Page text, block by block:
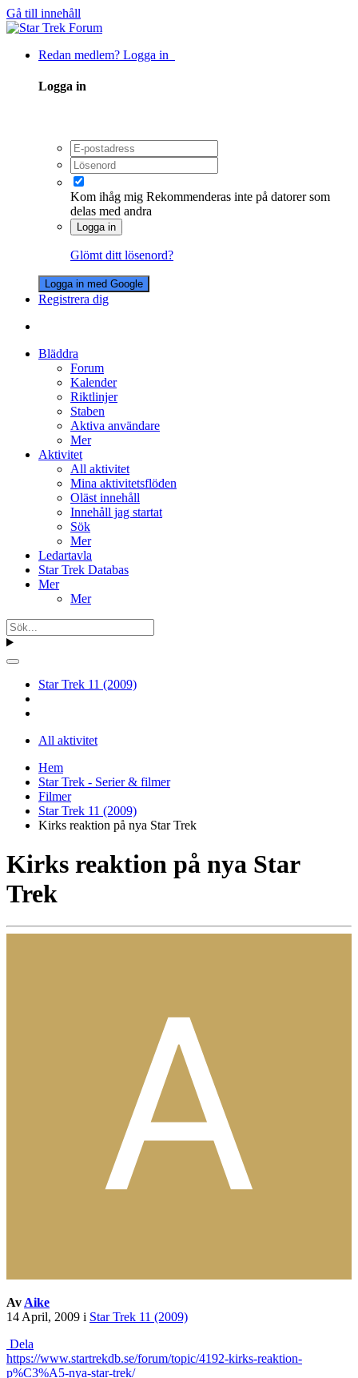
Gå till innehåll
Redan medlem? Logga in
Logga in
Kom ihåg mig Rekommenderas inte på datorer som
delas med andra
Logga in
Glömt ditt lösenord?
Logga in med Google
Registrera dig
Bläddra
Forum
Kalender
Riktlinjer
Staben
Aktiva användare
Mer
Aktivitet
All aktivitet
Mina aktivitetsflöden
Oläst innehåll
Innehåll jag startat
Sök
Mer
Ledartavla
Star Trek Databas
Mer
Mer
Star Trek 11 (2009)
All aktivitet
Hem
Star Trek - Serier & filmer
Filmer
Star Trek 11 (2009)
Kirks reaktion på nya Star Trek
Kirks reaktion på nya Star
Trek
AvAike
14 April, 2009 i Star Trek 11 (2009)
Dela
https://www.startrekdb.se/forum/topic/4192-kirks-reaktion-
p%C3%A5-nya-star-trek/